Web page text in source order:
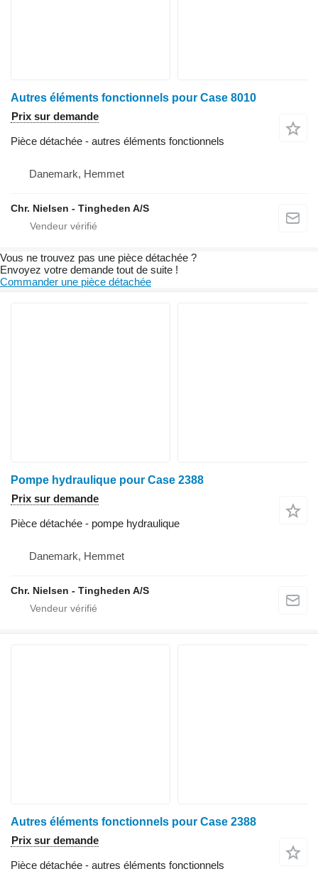
Autres éléments fonctionnels pour Case 8010
Prix sur demande
Pièce détachée - autres éléments fonctionnels
Danemark, Hemmet
Chr. Nielsen - Tingheden A/S
Vous ne trouvez pas une pièce détachée ?
Envoyez votre demande tout de suite !
Commander une pièce détachée
Pompe hydraulique pour Case 2388
Prix sur demande
Pièce détachée - pompe hydraulique
Danemark, Hemmet
Chr. Nielsen - Tingheden A/S
Autres éléments fonctionnels pour Case 2388
Prix sur demande
Pièce détachée - autres éléments fonctionnels